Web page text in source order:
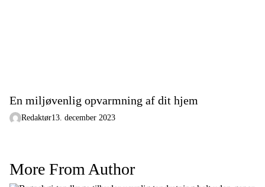
En miljøvenlig opvarmning af dit hjem
Redaktør13. december 2023
More From Author